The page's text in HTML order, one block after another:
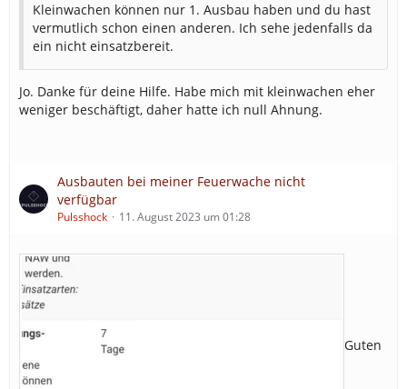
Kleinwachen können nur 1. Ausbau haben und du hast
vermutlich schon einen anderen. Ich sehe jedenfalls da
ein nicht einsatzbereit.
Jo. Danke für deine Hilfe. Habe mich mit kleinwachen eher
weniger beschäftigt, daher hatte ich null Ahnung.
Ausbauten bei meiner Feuerwache nicht
verfügbar
Pulsshock 11. August 2023 um 01:28
Guten